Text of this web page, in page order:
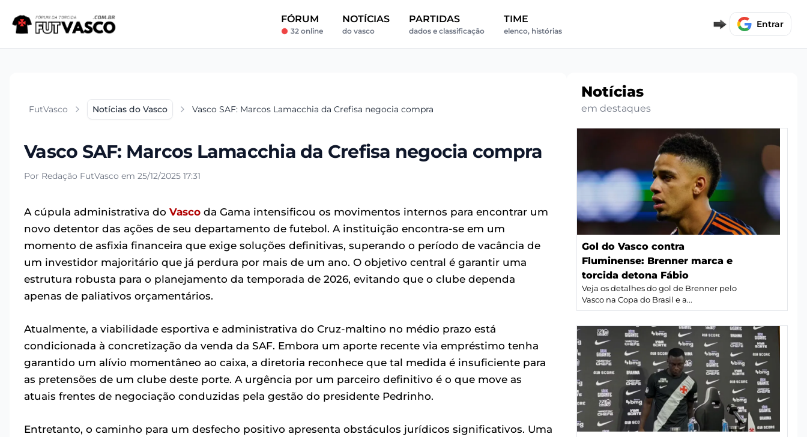
FÓRUM
32 online
NOTÍCIAS
do vasco
PARTIDAS
dados e classificação
TIME
elenco, histórias
Entrar
FutVasco Notícias do Vasco Vasco SAF: Marcos Lamacchia da Crefisa negocia compra
Vasco SAF: Marcos Lamacchia da Crefisa negocia compra
Por Redação FutVasco em 25/12/2025 17:31
A cúpula administrativa do Vasco da Gama intensificou os movimentos internos para encontrar um
novo detentor das ações de seu departamento de futebol. A instituição encontra-se em um
momento de asfixia financeira que exige soluções definitivas, superando o período de vacância de
um investidor majoritário que já perdura por mais de um ano. O objetivo central é garantir uma
estrutura robusta para o planejamento da temporada de 2026, evitando que o clube dependa
apenas de paliativos orçamentários.
Atualmente, a viabilidade esportiva e administrativa do Cruz-maltino no médio prazo está
condicionada à concretização da venda da SAF. Embora um aporte recente via empréstimo tenha
garantido um alívio momentâneo ao caixa, a diretoria reconhece que tal medida é insuficiente para
as pretensões de um clube deste porte. A urgência por um parceiro definitivo é o que move as
atuais frentes de negociação conduzidas pela gestão do presidente Pedrinho.
Entretanto, o caminho para um desfecho positivo apresenta obstáculos jurídicos significativos. Uma
Notícias
em destaques
Gol do Vasco contra
Fluminense: Brenner marca e
torcida detona Fábio
Veja os detalhes do gol de Brenner pelo
Vasco na Copa do Brasil e a...